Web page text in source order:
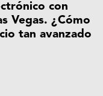
con
Vegas. ¿Cómo
tan avanzado